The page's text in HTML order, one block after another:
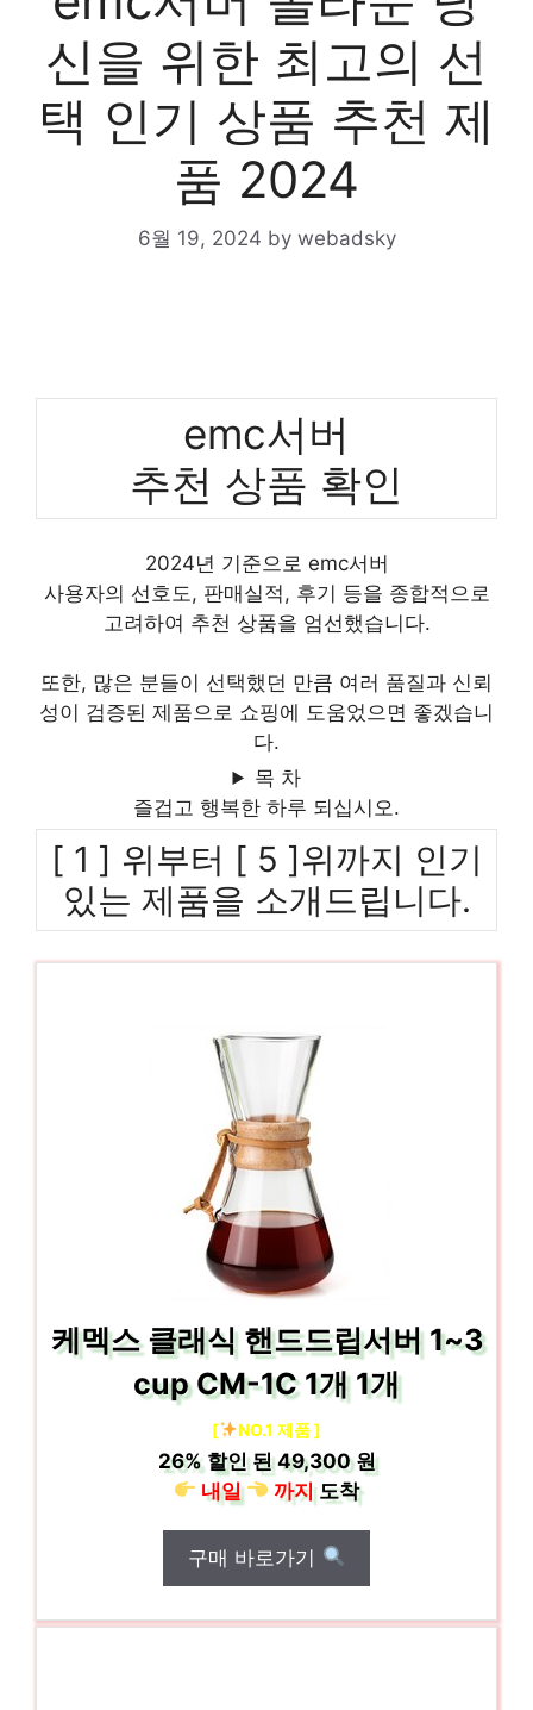
신을 위한 최고의 선
택 인기 상품 추천 제
품 2024
6월 19, 2024 by webadsky
emc서버
추천 상품 확인
2024년 기준으로 emc서버
사용자의 선호도, 판매실적, 후기 등을 종합적으로
고려하여 추천 상품을 엄선했습니다.
또한, 많은 분들이 선택했던 만큼 여러 품질과 신뢰
성이 검증된 제품으로 쇼핑에 도움었으면 좋겠습니
다.
목 차
즐겁고 행복한 하루 되십시오.
[ 1 ] 위부터 [ 5 ]위까지 인기
있는 제품을 소개드립니다.
케멕스 클래식 핸드드립서버 1~3
cup CM-1C 1개 1개
[ NO.1 제품 ]
26%할인 된49,300 원
내일
까지도착
구매 바로가기